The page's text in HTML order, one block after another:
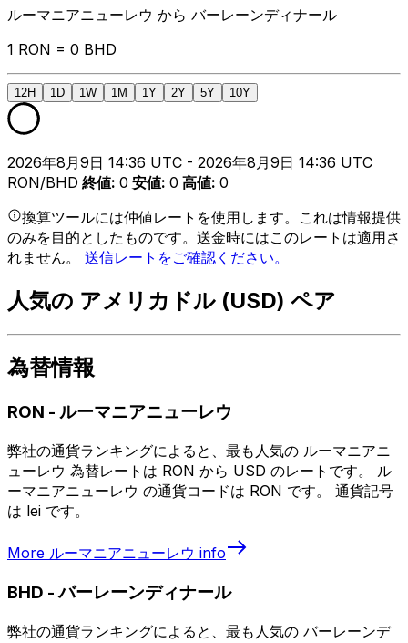
ルーマニアニューレウ から バーレーンディナール
1 RON = 0 BHD
12H 1D 1W 1M 1Y 2Y 5Y 10Y
2026年8月9日 14:36 UTC - 2026年8月9日 14:36 UTC
RON/BHD 終値: 0 安値: 0 高値: 0
換算ツールには仲値レートを使用します。これは情報提供
のみを目的としたものです。送金時にはこのレートは適用さ
れません。 送信レートをご確認ください。
人気の アメリカドル (USD) ペア
為替情報
RON - ルーマニアニューレウ
弊社の通貨ランキングによると、最も人気の ルーマニアニ
ューレウ 為替レートは RON から USD のレートです。 ル
ーマニアニューレウ の通貨コードは RON です。 通貨記号
は lei です。
More ルーマニアニューレウ info
BHD -バーレーンディナール
弊社の通貨ランキングによると、最も人気の バーレーンデ